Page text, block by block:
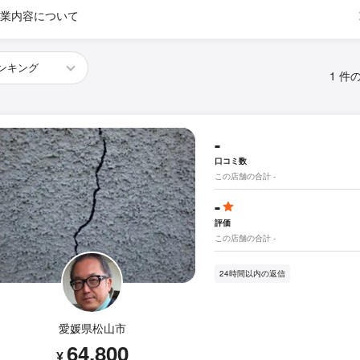
内容について
1 件
愛媛県松山市
64,800
-
口コミ数
この店舗の合計 -
-
評価
この店舗の合計 -
24時間以内の返信